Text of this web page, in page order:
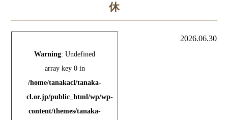
休
Warning: Undefined
array key 0 in
/home/tanakacl/tanaka-
cl.or.jp/public_html/wp/wp-
content/themes/tanaka-
2026.06.30